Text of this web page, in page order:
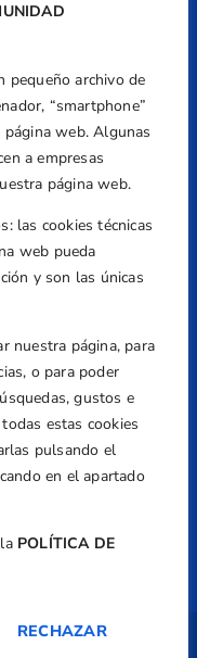
pequeño archivo de
“smartphone”
web. Algunas
a empresas
página web.
las cookies técnicas
web pueda
y son las únicas
nuestra página, para
o para poder
gustos e
estas cookies
pulsando el
en el apartado
POLÍTICA DE
RECHAZAR
d'Isaac Peral i
2 y 3, 46980,